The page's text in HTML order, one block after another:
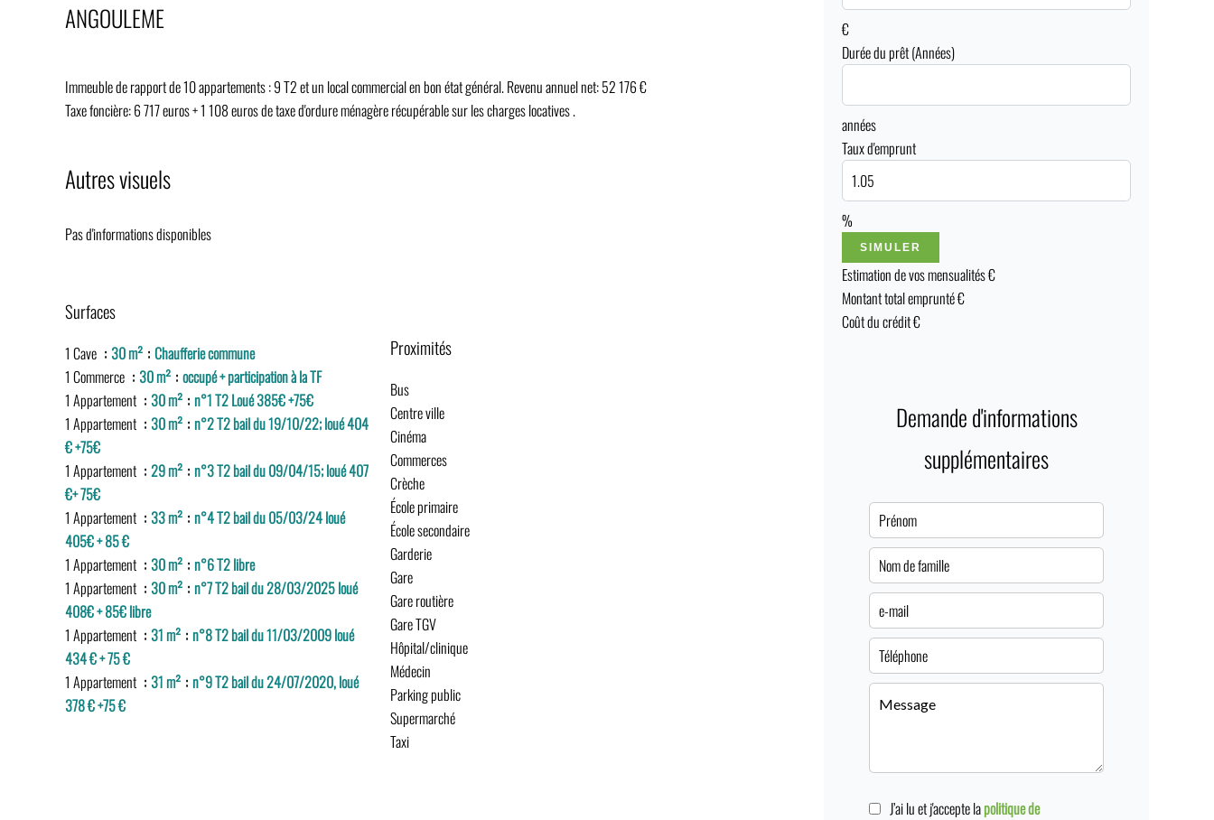
ANGOULEME
Immeuble de rapport de 10 appartements : 9 T2 et un local commercial en bon état général. Revenu annuel net: 52 176 €
Taxe foncière: 6 717 euros + 1 108 euros de taxe d'ordure ménagère récupérable sur les charges locatives .
Autres visuels
Pas d'informations disponibles
Surfaces
1 Cave 30 m² Chaufferie commune
1 Commerce
30 m² occupé + participation à la TF
1 Appartement
30 m² n°1 T2 Loué 385€ +75€
1 Appartement
30 m² n°2 T2 bail du 19/10/22; loué 404
€ +75€
1 Appartement
29 m² n°3 T2 bail du 09/04/15; loué 407
€+ 75€
1 Appartement
33 m² n°4 T2 bail du 05/03/24 loué
405€ + 85 €
1 Appartement
30 m² n°6 T2 libre
1 Appartement
30 m² n°7 T2 bail du 28/03/2025 loué
408€ + 85€ libre
1 Appartement
31 m² n°8 T2 bail du 11/03/2009 loué
434 € + 75 €
1 Appartement
31 m² n°9 T2 bail du 24/07/2020, loué
378 € +75 €
Proximités
Bus
Centre ville
Cinéma
Commerces
Crèche
École primaire
École secondaire
Garderie
Gare
Gare routière
Gare TGV
Hôpital/clinique
Médecin
Parking public
Supermarché
Taxi
€
Durée du prêt (Années)
années
Taux d'emprunt
%
SIMULER
Estimation de vos mensualités€
Montant total emprunté€
Coût du crédit€
Demande d'informations
supplémentaires
J’ai lu et j'accepte lapolitique de